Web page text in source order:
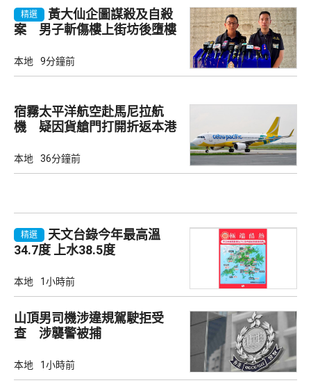
精選
黃大仙企圖謀殺及自殺
案 男子斬傷樓上街坊後墮樓
本地 9分鐘前
宿霧太平洋航空赴馬尼拉航
機 疑因貨艙門打開折返本港
本地 36分鐘前
精選
天文台錄今年最高溫
34.7度 上水38.5度
本地 1小時前
山頂男司機涉違規駕駛拒受
查 涉襲警被捕
本地 1小時前